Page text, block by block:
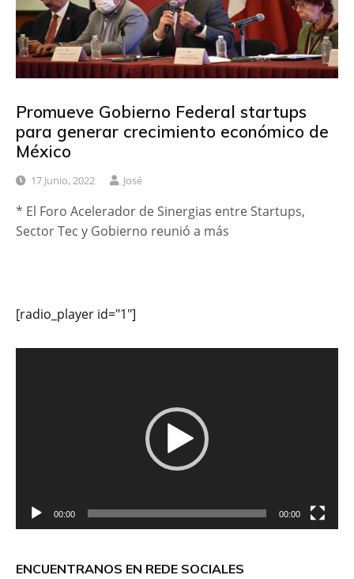
Promueve Gobierno Federal startups
para generar crecimiento económico de
México
17 Junio, 2022 José
* El Foro Acelerador de Sinergias entre Startups,
Sector Tec y Gobierno reunió a más
[radio_player id="1"]
00:00 00:00
ENCUENTRANOS EN REDE SOCIALES